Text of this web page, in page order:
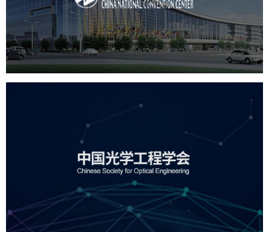
专业服务 网站建设 网站设计
中国光学工程学会
机构组织 国企 品牌官网 网站建设